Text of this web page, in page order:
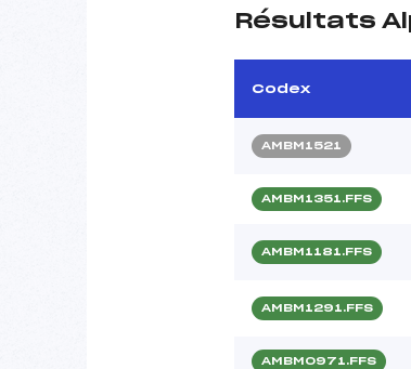
Résultats
Codex
AMBM1521
AMBM1351.FFS
AMBM1181.FFS
AMBM1291.FFS
AMBM0971.FFS